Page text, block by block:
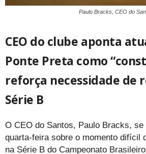
Paulo Bracks, CEO do
CEO do clube aponta
Ponte Preta como
reforça necessidade de
Série B
O CEO do Santos, Paulo Bracks,
quarta-feira sobre o momento difícil
na Série B do Campeonato